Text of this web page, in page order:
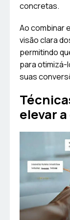
concretas.
Ao combinar
visão clara
permitindo
para
suas
elevar